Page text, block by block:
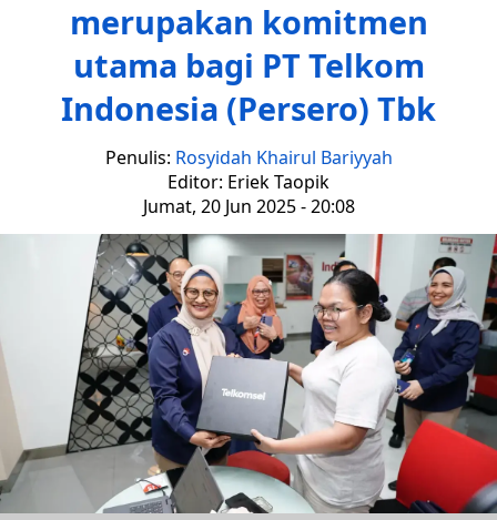
merupakan komitmen
utama bagi PT Telkom
Indonesia (Persero) Tbk
Penulis: Rosyidah Khairul Bariyyah
Editor: Eriek Taopik
Jumat, 20 Jun 2025 - 20:08